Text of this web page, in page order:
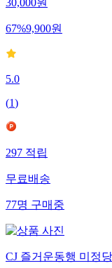
30,000원
67%9,900원
5.0
(1)
297적립
무료배송
77명구매중
CJ 즐거운동행 미정